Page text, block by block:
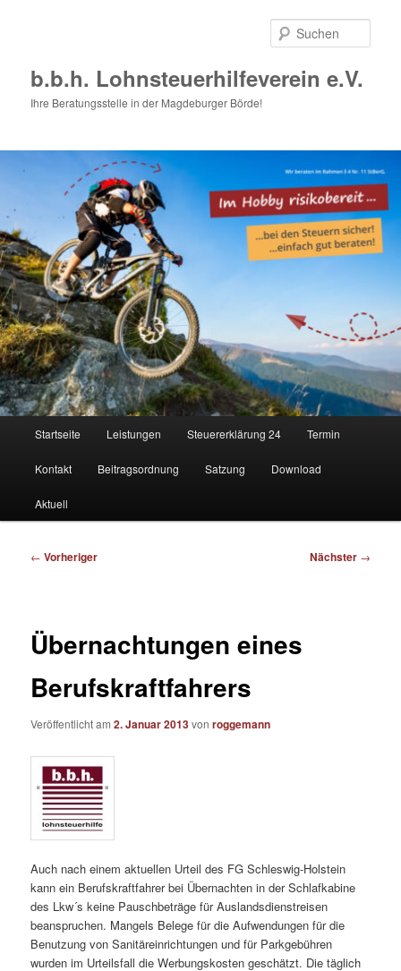
b.b.h. Lohnsteuerhilfeverein e.V.
Ihre Beratungsstelle in der Magdeburger Börde!
Startseite Leistungen Steuererklärung 24 Termin
Kontakt Beitragsordnung Satzung Download
Aktuell
Beitragsnavigation
← Vorheriger Nächster →
Übernachtungen eines
Berufskraftfahrers
Veröffentlicht am2. Januar 2013vonroggemann
Auch nach einem aktuellen Urteil des FG Schleswig-Holstein
kann ein Berufskraftfahrer bei Übernachten in der Schlafkabine
des Lkw´s keine Pauschbeträge für Auslandsdienstreisen
beanspruchen. Mangels Belege für die Aufwendungen für die
Benutzung von Sanitäreinrichtungen und für Parkgebühren
wurden im Urteilsfall die Werbungskosten geschätzt. Die täglich